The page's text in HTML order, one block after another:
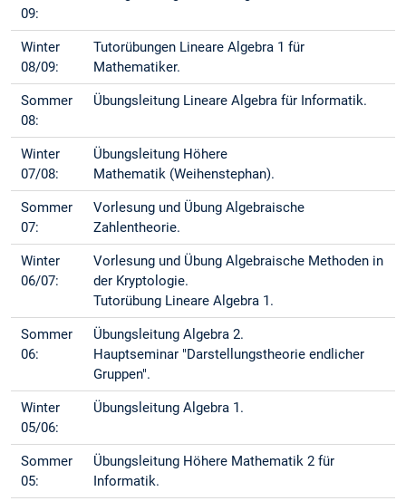
09:
Winter
08/09:
Tutorübungen Lineare Algebra 1 für
Mathematiker.
Sommer
08:
Übungsleitung Lineare Algebra für Informatik.
Winter
07/08:
Übungsleitung Höhere
Mathematik (Weihenstephan).
Sommer
07:
Vorlesung und Übung Algebraische
Zahlentheorie.
Winter
06/07:
Vorlesung und Übung Algebraische Methoden in
der Kryptologie.
Tutorübung Lineare Algebra 1.
Sommer
06:
Übungsleitung Algebra 2.
Hauptseminar "Darstellungstheorie endlicher
Gruppen".
Winter
05/06:
Übungsleitung Algebra 1.
Sommer
05:
Übungsleitung Höhere Mathematik 2 für
Informatik.